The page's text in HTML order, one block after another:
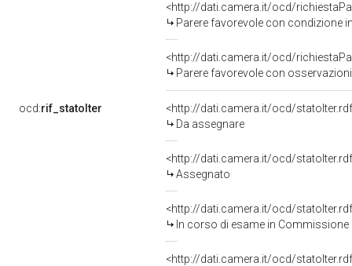
<http://dati.camera.it/ocd/
Parere favorevole con condizione
<http://dati.camera.it/ocd/
Parere favorevole con
ocd:rif_statoIter
<http://dati.camera.it/ocd/
Da assegnare
<http://dati.camera.it/ocd/
Assegnato
<http://dati.camera.it/ocd/
In corso di esame in Commissione
<http://dati.camera.it/ocd/